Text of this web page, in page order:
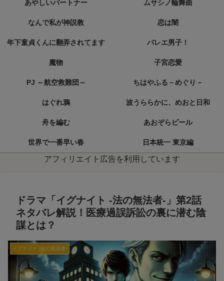
あやしいパートナー ムサシノ輪舞曲
なんで私が神説教 恋は闇
年下童貞くんに翻弄されてます バレエ男子！
魔物 子宮恋愛
PJ ～航空救難団～ ちはやふる－めぐり－
はぐれ鴉 波うららかに、めおと日和
舟を編む あおぞらビール
世界で一番早い春 日本統一 東京編
アフィリエイト広告を利用しています
ドラマ「イグナイト -法の無法者-」第2話
ネタバレ解説！医療過誤訴訟の裏に潜む陰
謀とは？
イグナイト -法の無法者-